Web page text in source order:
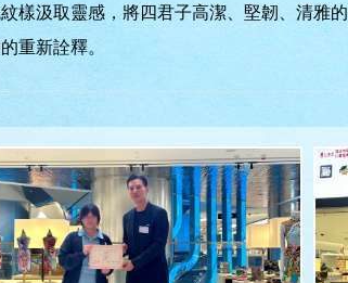
汲取靈感，將四君子高潔、堅韌、清雅
重新詮釋。